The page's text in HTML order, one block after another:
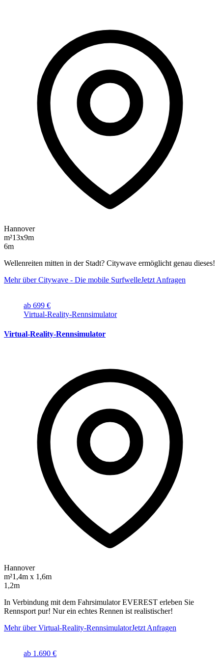
Hannover
m²13x9m
6m
Wellenreiten mitten in der Stadt? Citywave ermöglicht genau dieses!
Mehr über Citywave - Die mobile SurfwelleJetzt Anfragen
ab 699 €
Virtual-Reality-Rennsimulator
Virtual-Reality-Rennsimulator
Hannover
m²1,4m x 1,6m
1,2m
In Verbindung mit dem Fahrsimulator EVEREST erleben Sie
Rennsport pur! Nur ein echtes Rennen ist realistischer!
Mehr über Virtual-Reality-RennsimulatorJetzt Anfragen
ab 1.690 €